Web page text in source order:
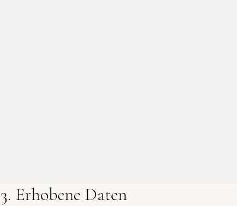
3. Erhobene Daten